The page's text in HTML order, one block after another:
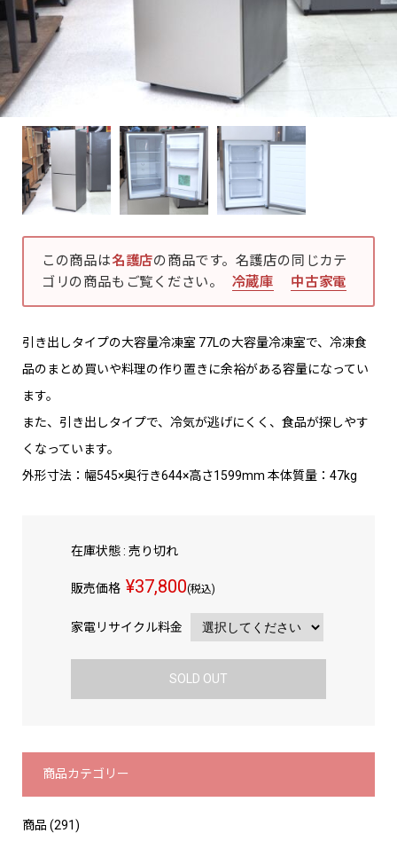
この商品は名護店の商品です。名護店の同じカテ
ゴリの商品もご覧ください。
冷蔵庫 中古家電
引き出しタイプの大容量冷凍室 77Lの大容量冷凍室で、冷凍食
品のまとめ買いや料理の作り置きに余裕がある容量になってい
ます。
また、引き出しタイプで、冷気が逃げにくく、食品が探しやす
くなっています。
外形寸法：幅545×奥行き644×高さ1599mm 本体質量：47kg
在庫状態 : 売り切れ
販売価格 ¥37,800(税込)
家電リサイクル料金
SOLD OUT
商品カテゴリー
商品 (291)